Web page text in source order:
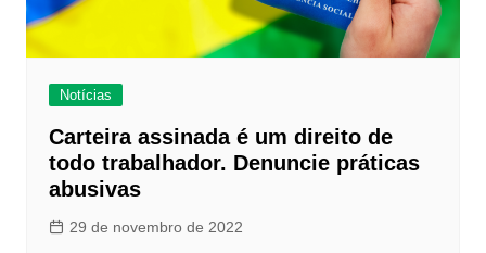
Notícias
Carteira assinada é um direito de
todo trabalhador. Denuncie práticas
abusivas
29 de novembro de 2022